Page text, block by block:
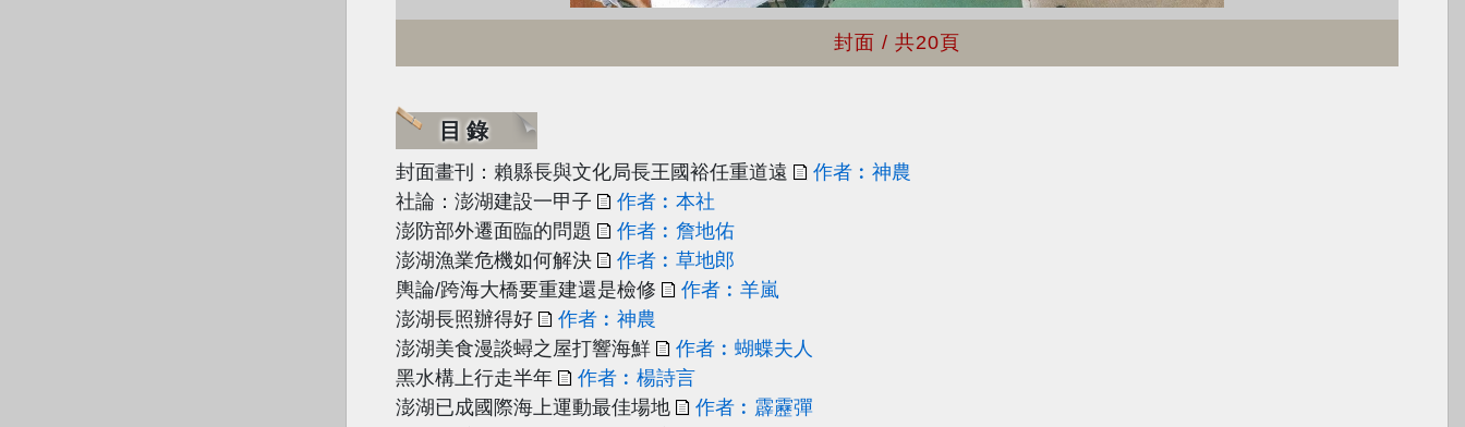
封面 / 共20頁
目錄
封面畫刊：賴縣長與文化局長王國裕任重道遠
作者︰神農
社論：澎湖建設一甲子
作者︰本社
澎防部外遷面臨的問題
作者︰詹地佑
澎湖漁業危機如何解決
作者︰草地郎
輿論/跨海大橋要重建還是檢修
作者︰羊嵐
澎湖長照辦得好
作者︰神農
澎湖美食漫談蟳之屋打響海鮮
作者︰蝴蝶夫人
黑水構上行走半年
作者︰楊詩言
澎湖已成國際海上運動最佳場地
作者︰霹靂彈